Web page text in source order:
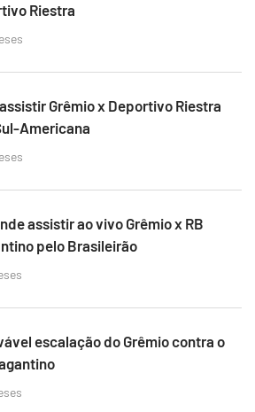
Riestra
Grêmio x Deportivo Riestra
Americana
assistir ao vivo Grêmio x RB
pelo Brasileirão
escalação do Grêmio contra o